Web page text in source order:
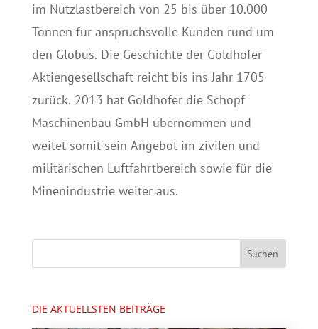
im Nutzlastbereich von 25 bis über 10.000
Tonnen für anspruchsvolle Kunden rund um
den Globus. Die Geschichte der Goldhofer
Aktiengesellschaft reicht bis ins Jahr 1705
zurück. 2013 hat Goldhofer die Schopf
Maschinenbau GmbH übernommen und
weitet somit sein Angebot im zivilen und
militärischen Luftfahrtbereich sowie für die
Minenindustrie weiter aus.
DIE AKTUELLSTEN BEITRÄGE